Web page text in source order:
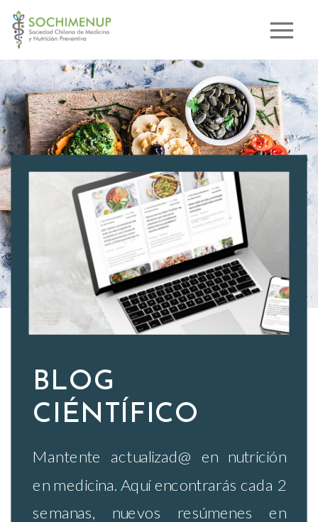
Mantente actualizad@ en nutrición
en medicina. Aquí encontrarás cada 2
semanas, nuevos resúmenes en
BLOG
CIÉNTÍFICO